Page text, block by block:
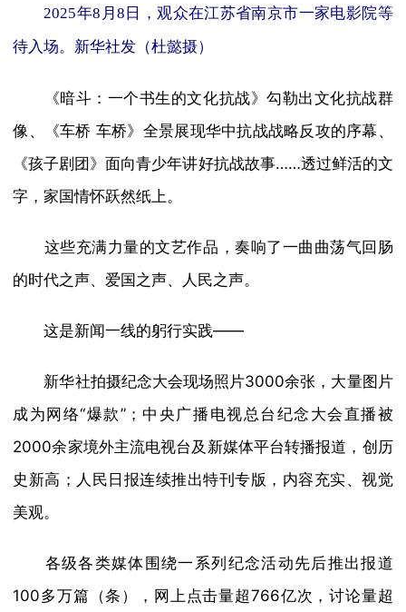
2025年8月8日，观众在江苏省南京市一家电影院等
待入场。新华社发（杜懿摄）
《暗斗：一个书生的文化抗战》勾勒出文化抗战群
像、《车桥 车桥》全景展现华中抗战战略反攻的序幕、
《孩子剧团》面向青少年讲好抗战故事……透过鲜活的文
字，家国情怀跃然纸上。
这些充满力量的文艺作品，奏响了一曲曲荡气回肠
的时代之声、爱国之声、人民之声。
这是新闻一线的躬行实践——
新华社拍摄纪念大会现场照片3000余张，大量图片
成为网络“爆款”；中央广播电视总台纪念大会直播被
2000余家境外主流电视台及新媒体平台转播报道，创历
史新高；人民日报连续推出特刊专版，内容充实、视觉
美观。
各级各类媒体围绕一系列纪念活动先后推出报道
100多万篇（条），网上点击量超766亿次，讨论量超